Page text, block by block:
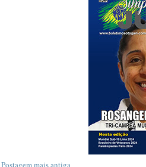
Postagem mais antiga